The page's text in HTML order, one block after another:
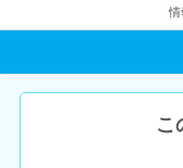
情
こ